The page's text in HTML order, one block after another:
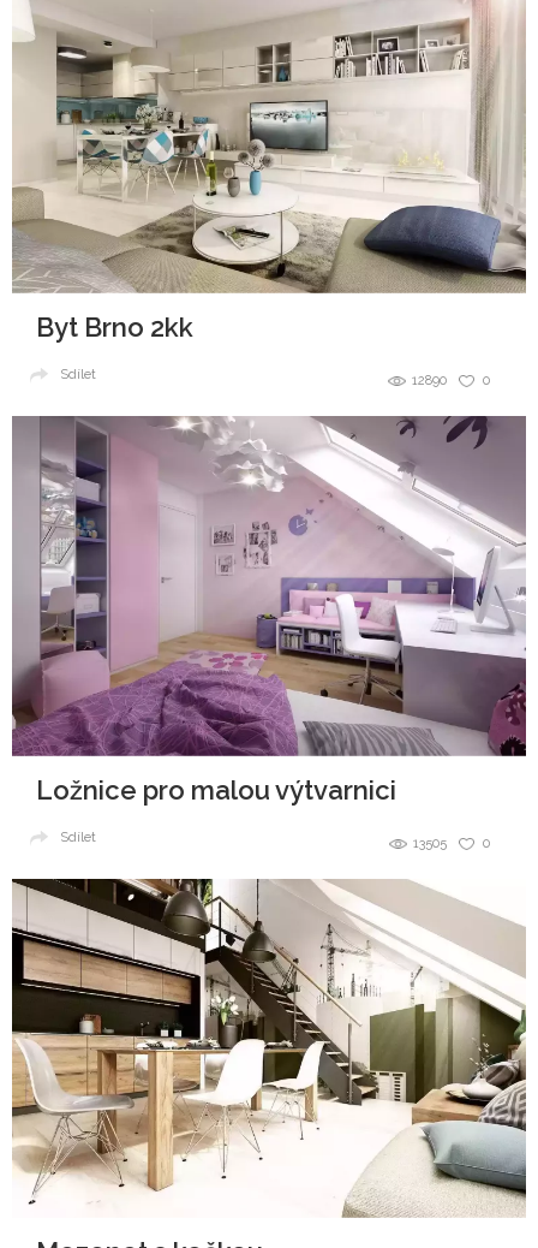
Byt Brno 2kk
0
12890
Sdílet
Ložnice pro malou výtvarnici
0
13505
Sdílet